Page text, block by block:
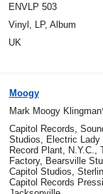
ENVLP 503
Vinyl, LP, Album
UK
Moogy
Mark Moogy
Capitol Records,
Studios, Electric Lady
Record Plant, N.Y.C.,
Factory, Bearsville
Capitol Studios,
Capitol Records